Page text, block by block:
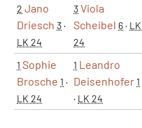
2 Jano
Driesch 3·
LK 24
3Viola
Scheibel 6· LK
24
1 Sophie
Brosche 1 ·
LK 24
1 Leandro
Deisenhofer1
· LK 24